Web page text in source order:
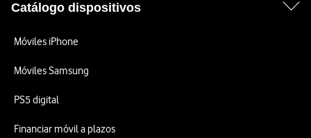
Catálogo dispositivos
Móviles iPhone
Móviles Samsung
PS5 digital
Financiar móvil a plazos